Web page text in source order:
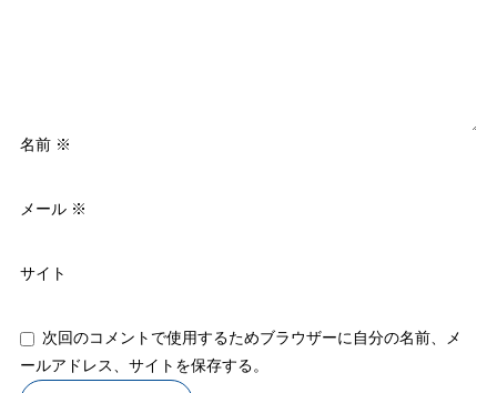
名前 ※
メール ※
サイト
次回のコメントで使用するためブラウザーに自分の名前、メ
ールアドレス、サイトを保存する。